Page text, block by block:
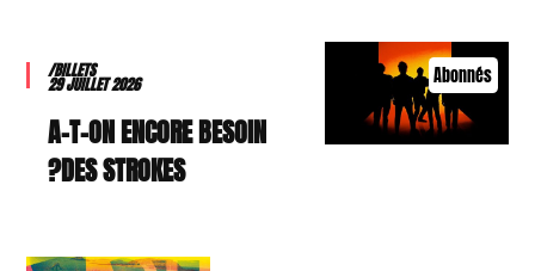
Abonnés
/BILLETS
29 JUILLET 2026
A-T-ON ENCORE BESOIN
DES STROKES?